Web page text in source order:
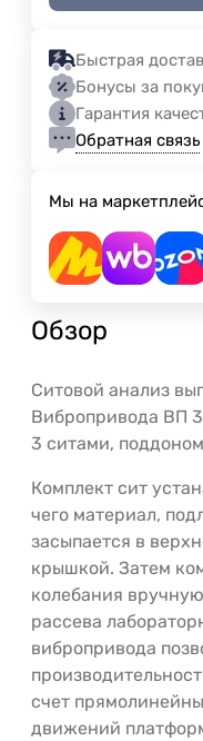
Быстрая
Бонусы за
Гарантия
Обратная связь
Мы на
Обзор
Ситовой анализ
Вибропривода ВП
3 ситами,
Комплект сит
чего материал,
засыпается в
крышкой. Затем
колебания
рассева
вибропривода
счет
движений